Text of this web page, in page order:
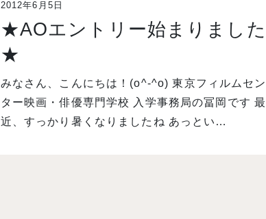
2012年6月5日
★AOエントリー始まりました
★
みなさん、こんにちは！(o^-^o) 東京フィルムセン
ター映画・俳優専門学校 入学事務局の冨岡です 最
近、すっかり暑くなりましたね あっとい…